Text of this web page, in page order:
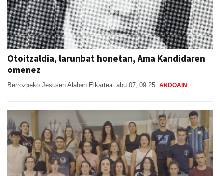
Otoitzaldia, larunbat honetan, Ama Kandidaren
omenez
Berrozpeko Jesusen Alaben Elkartea abu 07, 09:25 ANDOAIN